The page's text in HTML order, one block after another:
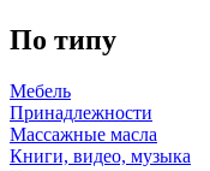
По типу
Мебель
Принадлежности
Массажные масла
Книги, видео, музыка